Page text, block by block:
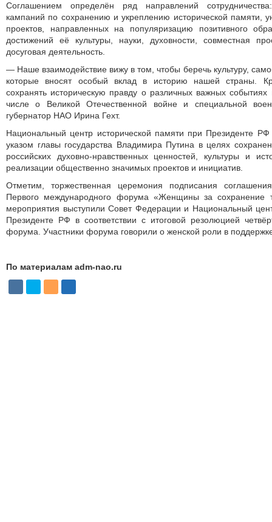
Соглашением определён ряд направлений
кампаний по сохранению и укреплению исторической памяти,
проектов, направленных на популяризацию позитивного
достижений её культуры, науки, духовности, совместная
досуговая деятельность.
— Наше взаимодействие вижу в том, чтобы беречь культуру,
которые вносят особый вклад в историю нашей страны.
сохранять историческую правду о различных важных
числе о Великой Отечественной войне и специальной
губернатор НАО Ирина Гехт.
Национальный центр исторической памяти при Президенте
указом главы государства Владимира Путина в целях
российских духовно-нравственных ценностей, культуры и
реализации общественно значимых проектов и инициатив.
Отметим, торжественная церемония подписания
Первого международного форума «Женщины за сохранение
мероприятия выступили Совет Федерации и Национальный
Президенте РФ в соответствии с итоговой резолюцией
форума. Участники форума говорили о женской роли в
По материалам adm-nao.ru